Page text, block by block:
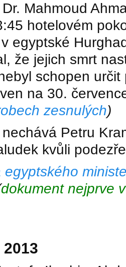
Mahmoud
hotelovém
egyptské
že jejich smrt
schopen
na 30.
zesnulých)
nechává Petru
kvůli
egyptského
dokument nejprve